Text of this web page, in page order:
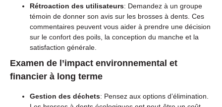
Rétroaction des utilisateurs: Demandez à un groupe
témoin de donner son avis sur les brosses à dents. Ces
commentaires peuvent vous aider à prendre une décision
sur le confort des poils, la conception du manche et la
satisfaction générale.
Examen de l’impact environnemental et
financier à long terme
Gestion des déchets: Pensez aux options d’élimination.